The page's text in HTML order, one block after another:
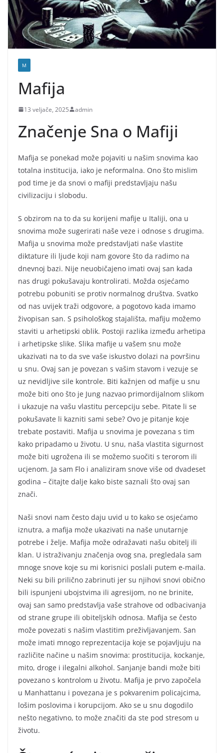
M
Mafija
13 veljače, 2025 admin
Značenje Sna o Mafiji
Mafija se ponekad može pojaviti u našim snovima kao
totalna institucija, iako je neformalna. Ono što mislim
pod time je da snovi o mafiji predstavljaju našu
civilizaciju i slobodu.
S obzirom na to da su korijeni mafije u Italiji, ona u
snovima može sugerirati naše veze i odnose s drugima.
Mafija u snovima može predstavljati naše vlastite
diktature ili ljude koji nam govore što da radimo na
dnevnoj bazi. Nije neuobičajeno imati ovaj san kada
nas drugi pokušavaju kontrolirati. Možda osjećamo
potrebu pobuniti se protiv normalnog društva. Svatko
od nas uvijek traži odgovore, a pogotovo kada imamo
živopisan san. S psihološkog stajališta, mafiju možemo
staviti u arhetipski oblik. Postoji razlika između arhetipa
i arhetipske slike. Slika mafije u vašem snu može
ukazivati na to da sve vaše iskustvo dolazi na površinu
u snu. Ovaj san je povezan s vašim stavom i vezuje se
uz nevidljive sile kontrole. Biti kažnjen od mafije u snu
može biti ono što je Jung nazvao primordijalnom slikom
i ukazuje na vašu vlastitu percepciju sebe. Pitate li se
pokušavate li kazniti sami sebe? Ovo je pitanje koje
trebate postaviti. Mafija u snovima je povezana s tim
kako pripadamo u životu. U snu, naša vlastita sigurnost
može biti ugrožena ili se možemo suočiti s terorom ili
ucjenom. Ja sam Flo i analiziram snove više od dvadeset
godina – čitajte dalje kako biste saznali što ovaj san
znači.
Naši snovi nam često daju uvid u to kako se osjećamo
iznutra, a mafija može ukazivati na naše unutarnje
potrebe i želje. Mafija može odražavati našu obitelj ili
klan. U istraživanju značenja ovog sna, pregledala sam
mnoge snove koje su mi korisnici poslali putem e-maila.
Neki su bili prilično zabrinuti jer su njihovi snovi obično
bili ispunjeni ubojstvima ili agresijom, no ne brinite,
ovaj san samo predstavlja vaše strahove od odbacivanja
od strane grupe ili obiteljskih odnosa. Mafija se često
može povezati s našim vlastitim preživljavanjem. San
može imati mnogo reprezentacija koje se pojavljuju na
različite načine u našim snovima: prostitucija, kockanje,
mito, droge i ilegalni alkohol. Sanjanje bandi može biti
povezano s kontrolom u životu. Mafija je prvo započela
u Manhattanu i povezana je s pokvarenim policajcima,
lošim poslovima i korupcijom. Ako se u snu dogodilo
nešto negativno, to može značiti da ste pod stresom u
životu.